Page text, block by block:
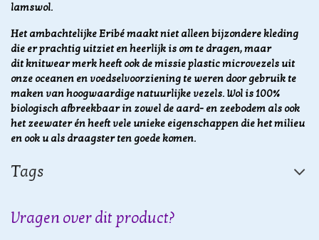
lamswol.
Het ambachtelijke Eribé maakt niet alleen bijzondere kleding
die er prachtig uitziet en heerlijk is om te dragen, maar
dit knitwear merk heeft ook de missie plastic microvezels uit
onze oceanen en voedselvoorziening te weren door gebruik te
maken van hoogwaardige natuurlijke vezels. Wol is 100%
biologisch afbreekbaar in zowel de aard- en zeebodem als ook
het zeewater én heeft vele unieke eigenschappen die het milieu
en ook u als draagster ten goede komen.
Tags
Vragen over dit product?